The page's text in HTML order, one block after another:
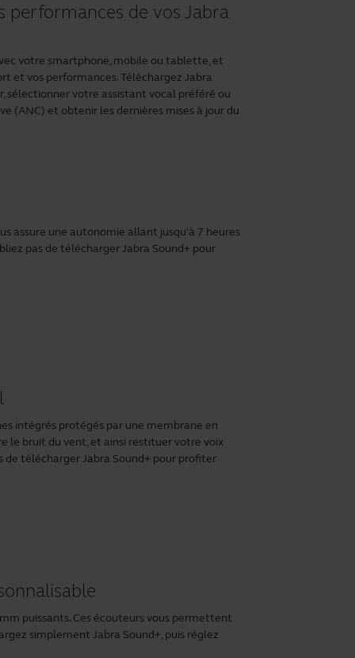
de vos Jabra
votre smartphone, mobile ou tablette, et
et vos performances. TéléchargezJabra
votre assistant vocal préféré ou
(ANC) et obtenir les dernières mises à jour du
assure une autonomie allant jusqu'à 7 heures
pas de téléchargerJabra Sound+ pour
intégrés protégés par une membrane en
le bruit du vent, et ainsi restituer votre voix
de téléchargerJabra Sound+ pour profiter
puissants. Ces écouteurs vous permettent
simplementJabra Sound+, puis réglez